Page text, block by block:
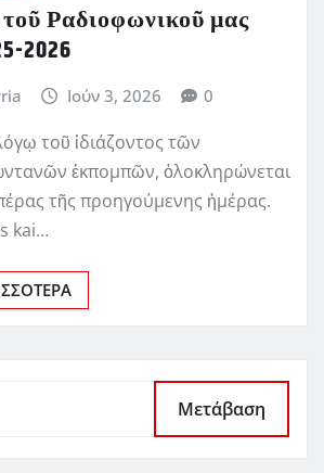
Ραδιοφωνικοῦ μας
2026
Ιούν 3, 2026 0
τοῦ ἰδιάζοντος τῶν
ἐκπομπῶν, ὁλοκληρώνεται
τῆς προηγούμενης ἡμέρας.
kai…
Μετάβαση